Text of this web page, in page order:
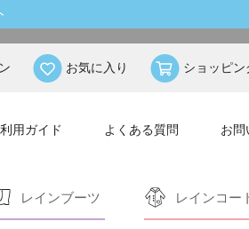
お気に入り ショッピン
用ガイド よくある質問 お問
レインブーツ レインコー